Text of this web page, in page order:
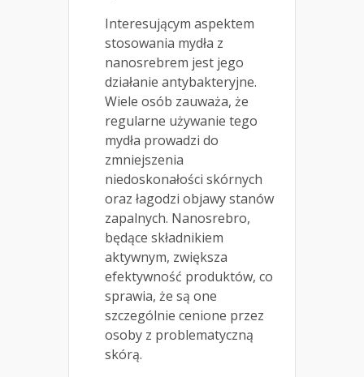
Interesującym aspektem
stosowania mydła z
nanosrebrem jest jego
działanie antybakteryjne.
Wiele osób zauważa, że
regularne używanie tego
mydła prowadzi do
zmniejszenia
niedoskonałości skórnych
oraz łagodzi objawy stanów
zapalnych. Nanosrebro,
będące składnikiem
aktywnym, zwiększa
efektywność produktów, co
sprawia, że są one
szczególnie cenione przez
osoby z problematyczną
skórą.